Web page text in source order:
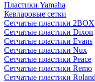
Пластики Yamaha
Кевларовые сетки
Сетчатые пластики 2BOX
Сетчатые пластики Dixon
Сетчатые пластики Evans
Сетчатые пластики Nux
Сетчатые пластики Peace
Сетчатые пластики Remo
Сетчатые пластики Roland